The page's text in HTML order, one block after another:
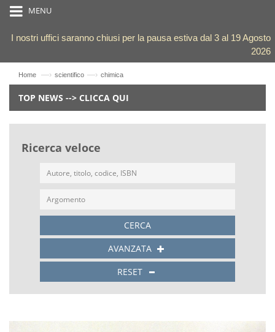
MENU
I nostri uffici saranno chiusi per la pausa estiva dal 3 al 19 Agosto
2026
Home —› scientifico —› chimica
TOP NEWS --> CLICCA QUI
Ricerca veloce
CERCA
AVANZATA
RESET